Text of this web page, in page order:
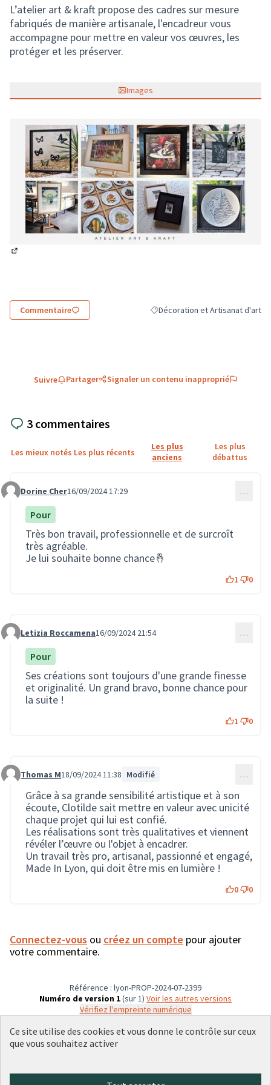
L’atelier art & kraft propose des cadres sur mesure
fabriqués de manière artisanale, l'encadreur vous
accompagne pour mettre en valeur vos œuvres, les
protéger et les préserver.
Images
Commentaire Filtrer les résultats de la
Décoration et Artisanat d'art
Suivre Partager Signaler un contenu inapproprié
3 commentaires
Les mieux notés Les plus récents
Les plus
anciens
Les plus
débattus
Commentaire 2136
Dorine Cher16/09/2024 17:29 …
Pour
Très bon travail, professionnelle et de surcroît
très agréable.
Je lui souhaite bonne chance🤞
1 0
Commentaire 2141
Letizia Roccamena16/09/2024 21:54 …
Pour
Ses créations sont toujours d'une grande finesse
et originalité. Un grand bravo, bonne chance pour
la suite !
1 0
Commentaire 2152
Thomas M18/09/2024 11:38 Modifié …
Grâce à sa grande sensibilité artistique et à son
écoute, Clotilde sait mettre en valeur avec unicité
chaque projet qui lui est confié.
Les réalisations sont très qualitatives et viennent
révéler l’œuvre ou l'objet à encadrer.
Un travail très pro, artisanal, passionné et engagé,
Made In Lyon, qui doit être mis en lumière !
0 0
Connectez-vous ou créez un compte pour ajouter
votre commentaire.
Référence : lyon-PROP-2024-07-2399
Numéro de version 1(sur 1)
voir les autres versions
Vérifiez l'empreinte numérique
Ce site utilise des cookies et vous donne le contrôle sur ceux
que vous souhaitez activer